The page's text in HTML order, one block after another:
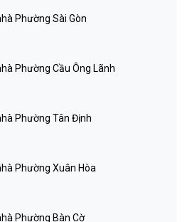
Phường Sài Gòn
Phường Cầu Ông Lãnh
Phường Tân Định
Phường Xuân Hòa
Phường Bàn Cờ